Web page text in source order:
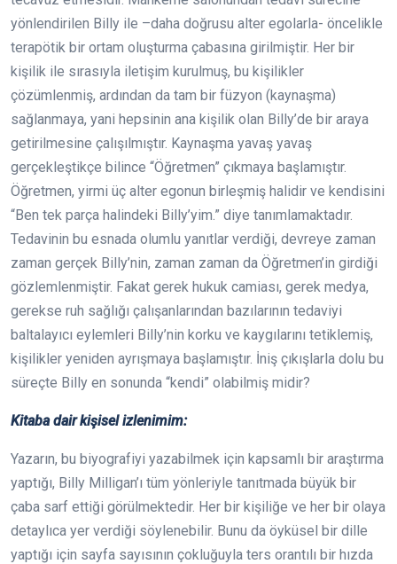
yönlendirilen Billy ile –daha doğrusu alter egolarla- öncelikle
terapötik bir ortam oluşturma çabasına girilmiştir. Her bir
kişilik ile sırasıyla iletişim kurulmuş, bu kişilikler
çözümlenmiş, ardından da tam bir füzyon (kaynaşma)
sağlanmaya, yani hepsinin ana kişilik olan Billy’de bir araya
getirilmesine çalışılmıştır. Kaynaşma yavaş yavaş
gerçekleştikçe bilince “Öğretmen” çıkmaya başlamıştır.
Öğretmen, yirmi üç alter egonun birleşmiş halidir ve kendisini
“Ben tek parça halindeki Billy’yim.” diye tanımlamaktadır.
Tedavinin bu esnada olumlu yanıtlar verdiği, devreye zaman
zaman gerçek Billy’nin, zaman zaman da Öğretmen’in girdiği
gözlemlenmiştir. Fakat gerek hukuk camiası, gerek medya,
gerekse ruh sağlığı çalışanlarından bazılarının tedaviyi
baltalayıcı eylemleri Billy’nin korku ve kaygılarını tetiklemiş,
kişilikler yeniden ayrışmaya başlamıştır. İniş çıkışlarla dolu bu
süreçte Billy en sonunda “kendi” olabilmiş midir?
Kitaba dair kişisel izlenimim:
Yazarın, bu biyografiyi yazabilmek için kapsamlı bir araştırma
yaptığı, Billy Milligan’ı tüm yönleriyle tanıtmada büyük bir
çaba sarf ettiği görülmektedir. Her bir kişiliğe ve her bir olaya
detaylıca yer verdiği söylenebilir. Bunu da öyküsel bir dille
yaptığı için sayfa sayısının çokluğuyla ters orantılı bir hızda